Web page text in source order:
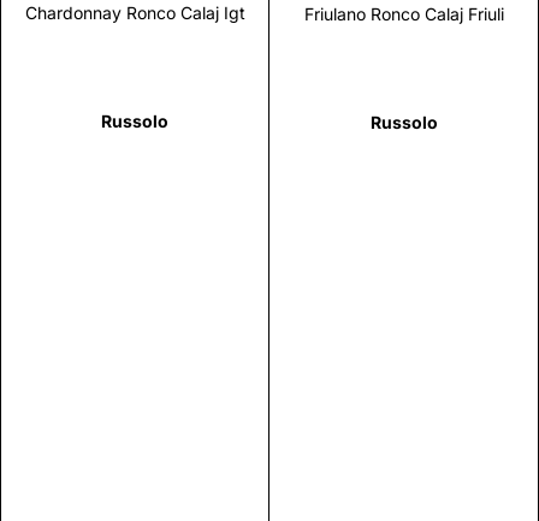
Chardonnay Ronco Calaj Igt
Russolo
Friulano Ronco Calaj Friuli
Russolo